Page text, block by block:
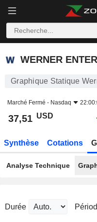
WERNER
WERNER
Graphique Statique
Marché Fermé - Nasdaq
37,51 USD
Synthèse Cotations
Analyse Technique
Durée